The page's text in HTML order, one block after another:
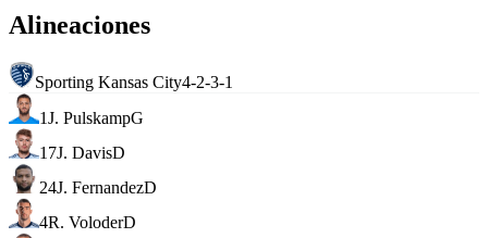
Alineaciones
Sporting Kansas City4-2-3-1
1J. PulskampG
17J. DavisD
24J. FernandezD
4R. VoloderD